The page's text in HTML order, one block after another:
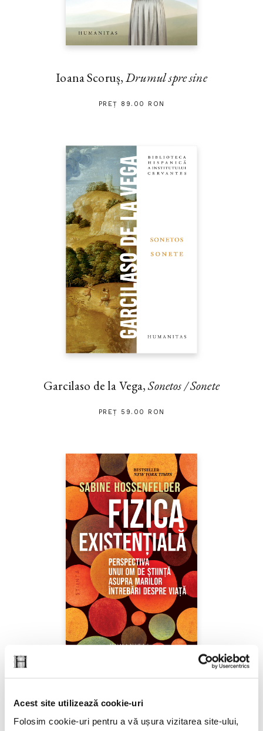
Acest site utilizează cookie-uri
Folosim cookie-uri pentru a vă ușura vizitarea site-ului,
Ioana Scoruș,Drumul spre sine
PREȚ 89.00 RON
Garcilaso de la Vega,Sonetos / Sonete
PREȚ 59.00 RON